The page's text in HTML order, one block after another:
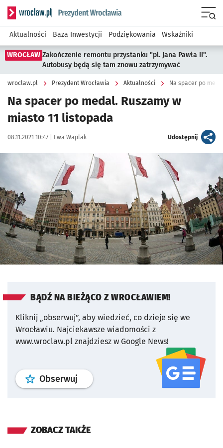
Serwis informacyjny wroclaw.pl podserwis: Prezydent
Aktualności Baza Inwestycji Podziękowania Wskaźniki
WROCŁAW Zakończenie remontu przystanku "pl. Jana Pawła II".
Autobusy będą się tam znowu zatrzymywać
wroclaw.pl Prezydent Wrocławia Aktualności Na spacer po
Na spacer po medal. Ruszamy w
miasto 11 listopada
Data publikacji:
08.11.2021 10:47 | Autor:
Ewa Waplak Udostępnijartykuł
Kliknij, aby powiększyć
BĄDŹ NA BIEŻĄCO Z WROCŁAWIEM!
Kliknij „obserwuj”, aby wiedzieć, co dzieje się we
Wrocławiu. Najciekawsze wiadomości z
www.wroclaw.pl znajdziesz w Google News!
Obserwuj profil serwisu
ZOBACZ TAKŻE